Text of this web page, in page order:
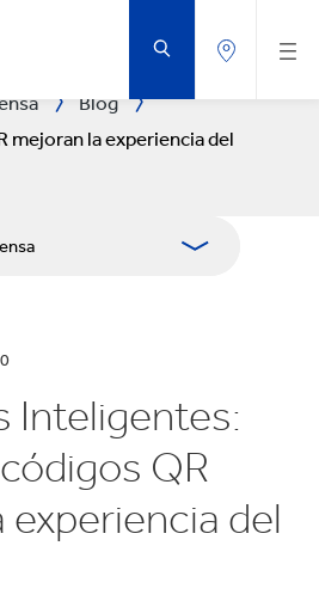
Blog
mejoran la experiencia del
Inteligentes:
QR
experiencia del